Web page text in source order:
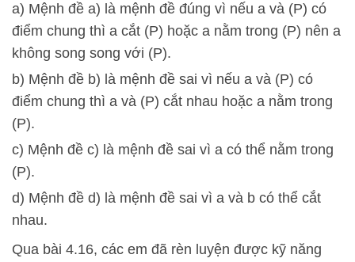
a) Mệnh đề a) là mệnh đề đúng vì nếu a và (P) có
điểm chung thì a cắt (P) hoặc a nằm trong (P) nên a
không song song với (P).
b) Mệnh đề b) là mệnh đề sai vì nếu a và (P) có
điểm chung thì a và (P) cắt nhau hoặc a nằm trong
(P).
c) Mệnh đề c) là mệnh đề sai vì a có thể nằm trong
(P).
d) Mệnh đề d) là mệnh đề sai vì a và b có thể cắt
nhau.
Qua bài 4.16, các em đã rèn luyện được kỹ năng